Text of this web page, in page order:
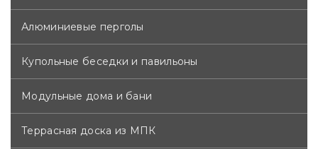
Алюминиевые перголы
Купольные беседки и павильоны
Модульные дома и бани
Террасная доска из МПК